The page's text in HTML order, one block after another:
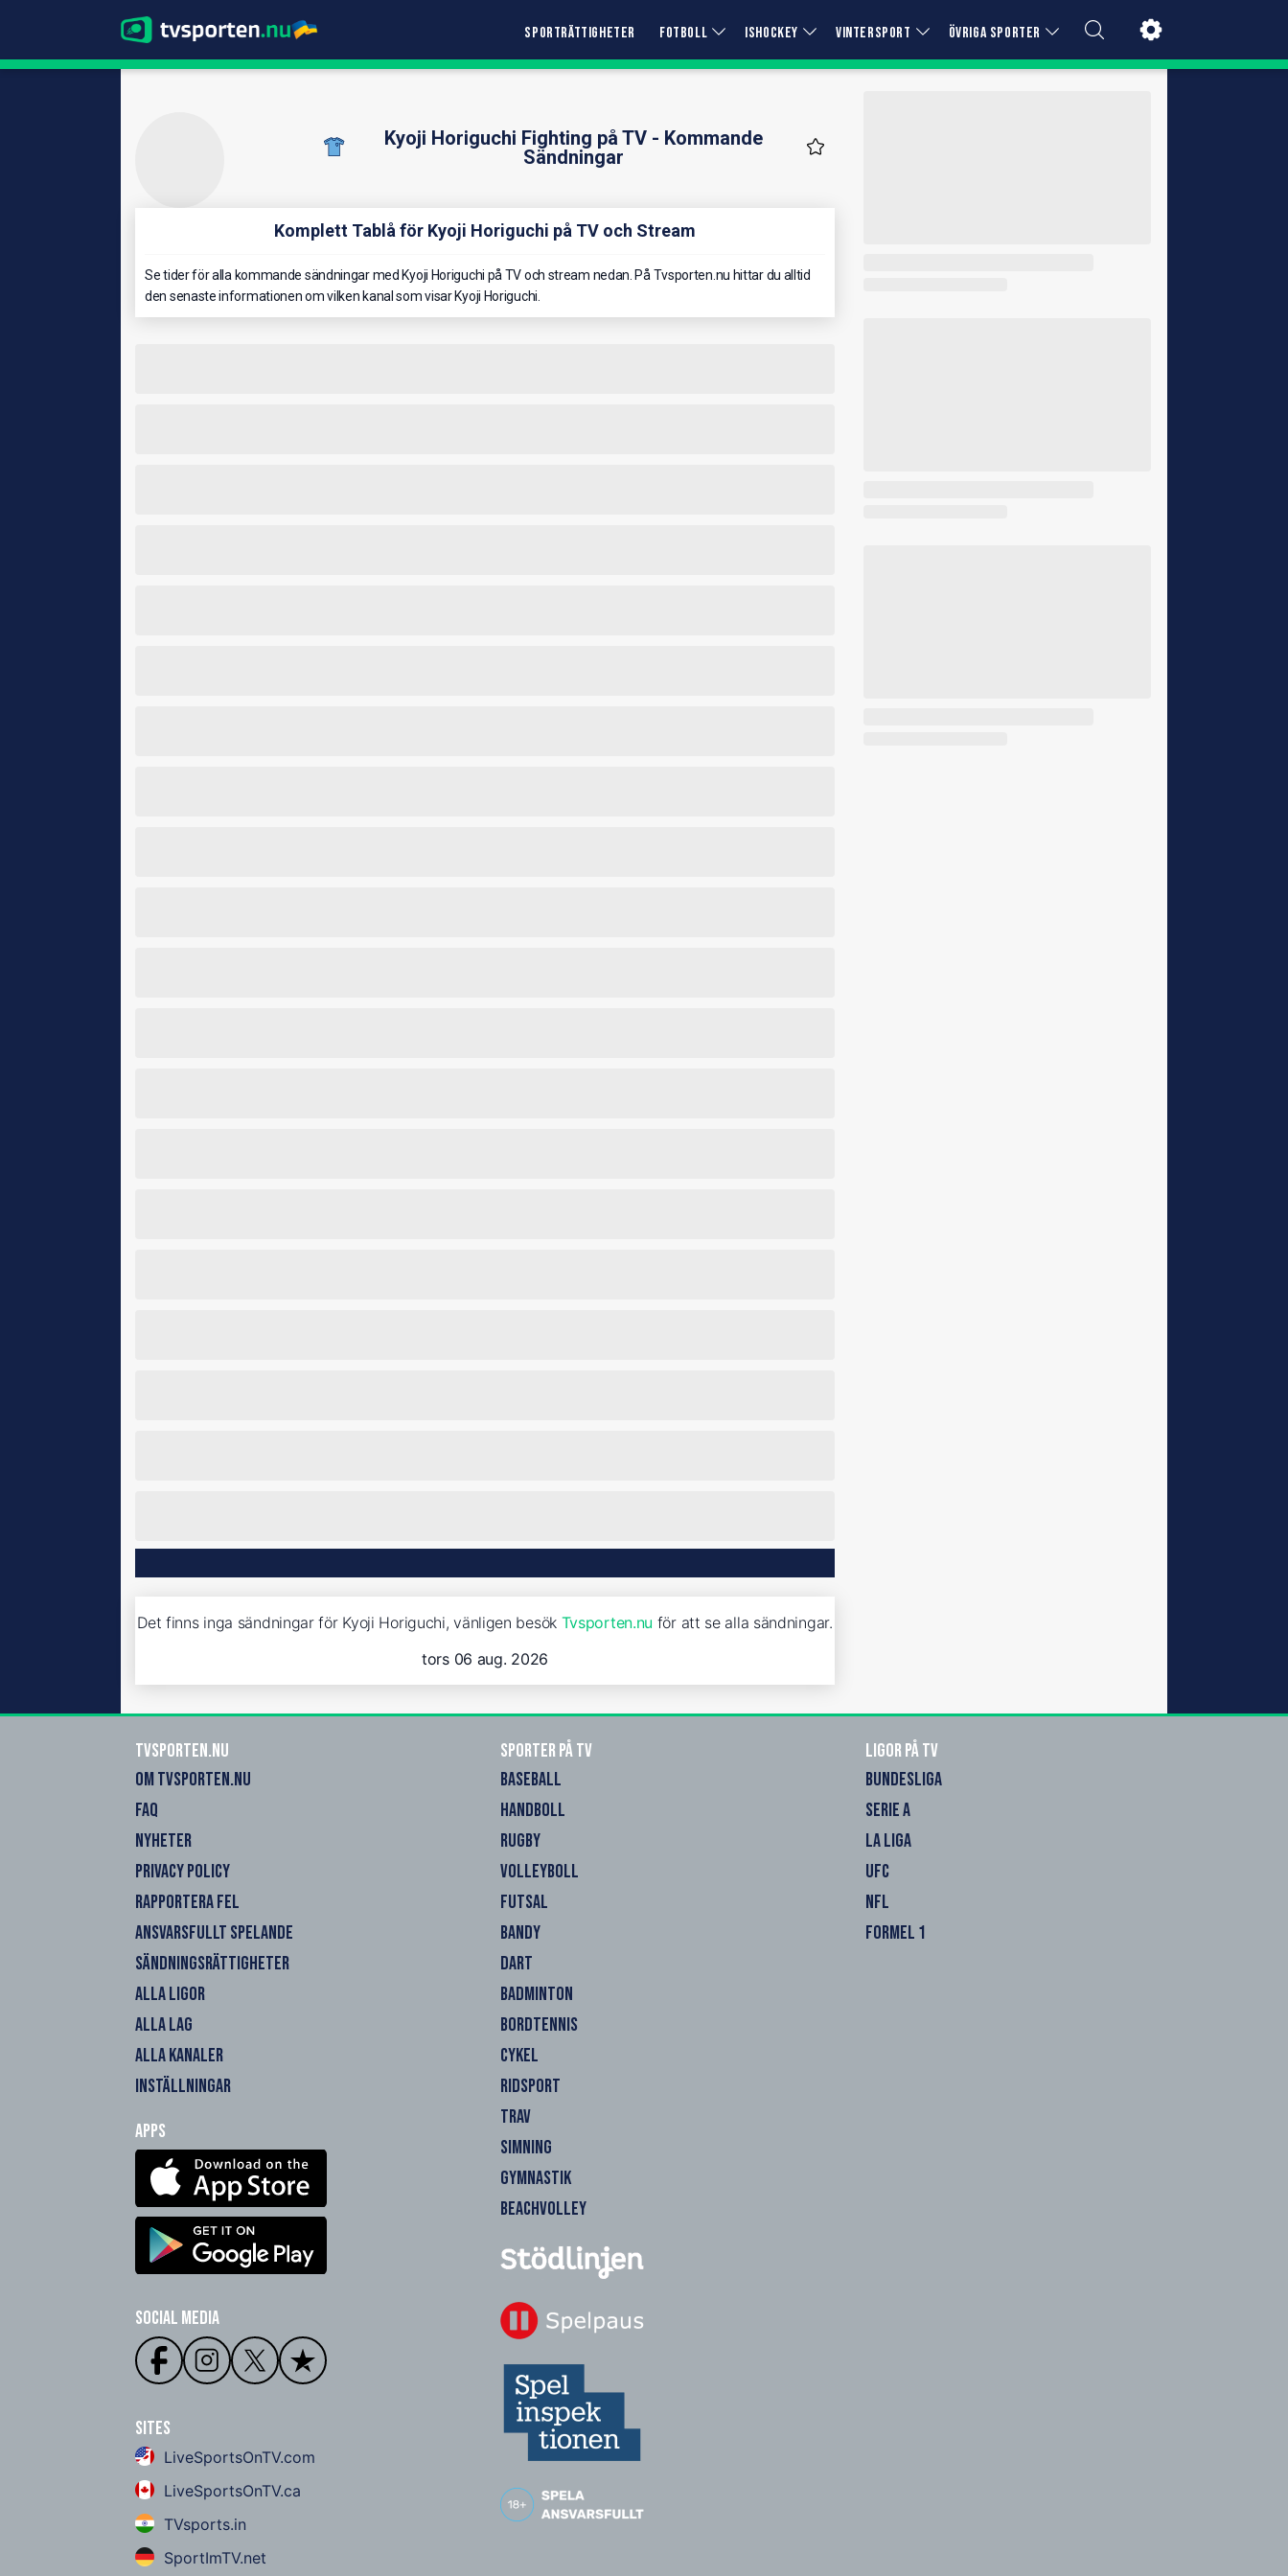
SPORTRÄTTIGHETER FOTBOLL ISHOCKEY VINTERSPORT ÖVRIGA SPORTER
Kyoji Horiguchi Fighting på TV - Kommande
Sändningar
Komplett Tablå för Kyoji Horiguchi på TV och Stream
Se tider för alla kommande sändningar med Kyoji Horiguchi på TV och stream nedan. På Tvsporten.nu hittar du alltid
den senaste informationen om vilken kanal som visar Kyoji Horiguchi.
Det finns inga sändningar för Kyoji Horiguchi, vänligen besök Tvsporten.nu för att se alla sändningar.
tors 06 aug. 2026
Tvsporten.nu
OM TVSPORTEN.NU
FAQ
NYHETER
PRIVACY POLICY
RAPPORTERA FEL
ANSVARSFULLT SPELANDE
SÄNDNINGSRÄTTIGHETER
ALLA LIGOR
ALLA LAG
ALLA KANALER
INSTÄLLNINGAR
Apps
Social Media
Sites
LiveSportsOnTV.com
LiveSportsOnTV.ca
TVsports.in
SportImTV.net
Sporter på TV
BASEBALL
HANDBOLL
RUGBY
VOLLEYBOLL
FUTSAL
BANDY
DART
BADMINTON
BORDTENNIS
CYKEL
RIDSPORT
TRAV
SIMNING
GYMNASTIK
BEACHVOLLEY
Ligor på TV
BUNDESLIGA
SERIE A
LA LIGA
UFC
NFL
FORMEL 1